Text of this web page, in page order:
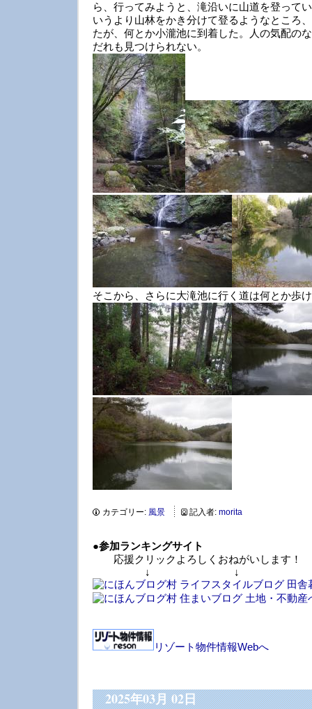
ら、行ってみようと、滝沿いに山道を登って
いうより山林をかき分けて登るようなところ
たが、何とか小瀧池に到着した。人の気配の
だれも見つけられない。
そこから、さらに大滝池に行く道は何とか歩
カテゴリー: 風景 記入者: morita
●参加ランキングサイト
応援クリックよろしくおねがいします！
↓ ↓
リゾート物件情報Webへ
2025年03月 02日